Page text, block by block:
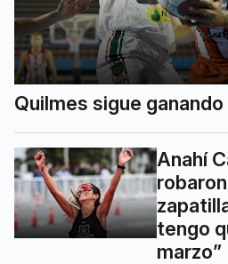
Quilmes sigue
Anahí
tengo
marzo”